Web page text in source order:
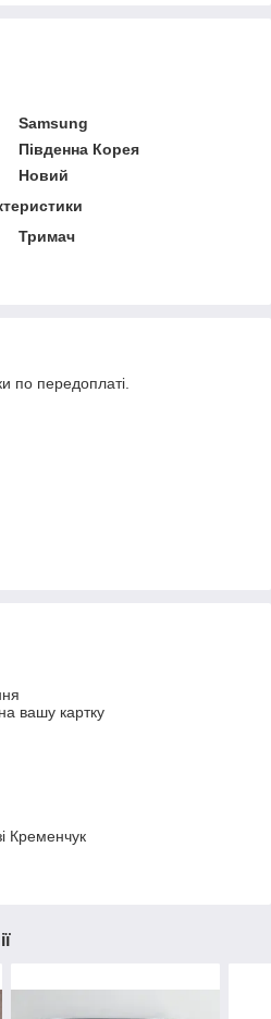
Samsung
Південна Корея
Новий
Тримач
по передоплаті.
вашу картку
Кременчук